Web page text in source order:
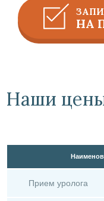
НА
Наши
Прием уролога